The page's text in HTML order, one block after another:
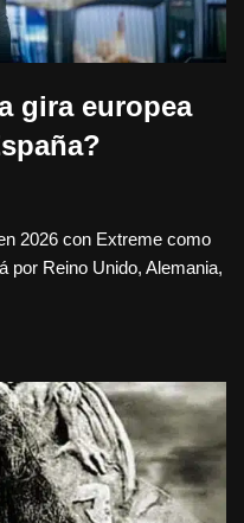
gira europea
2026 con Extreme como
por Reino Unido, Alemania,